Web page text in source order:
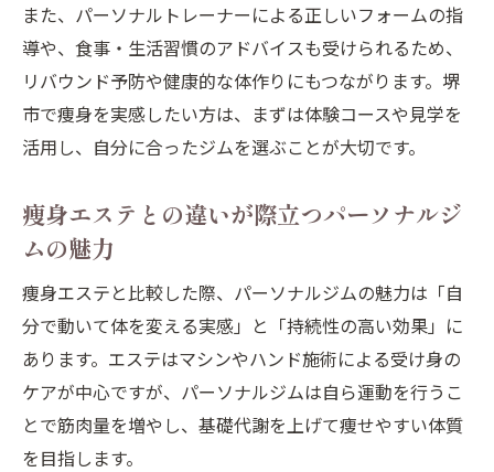
また、パーソナルトレーナーによる正しいフォームの指
導や、食事・生活習慣のアドバイスも受けられるため、
リバウンド予防や健康的な体作りにもつながります。堺
市で痩身を実感したい方は、まずは体験コースや見学を
活用し、自分に合ったジムを選ぶことが大切です。
痩身エステとの違いが際立つパーソナルジ
ムの魅力
痩身エステと比較した際、パーソナルジムの魅力は「自
分で動いて体を変える実感」と「持続性の高い効果」に
あります。エステはマシンやハンド施術による受け身の
ケアが中心ですが、パーソナルジムは自ら運動を行うこ
とで筋肉量を増やし、基礎代謝を上げて痩せやすい体質
を目指します。